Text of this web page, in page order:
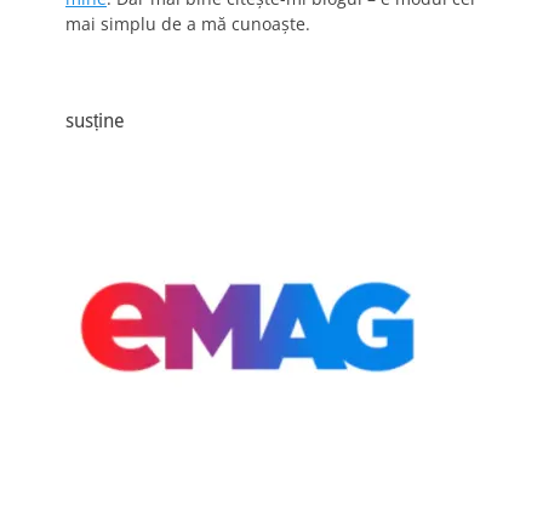
mai simplu de a mă cunoaște.
susține